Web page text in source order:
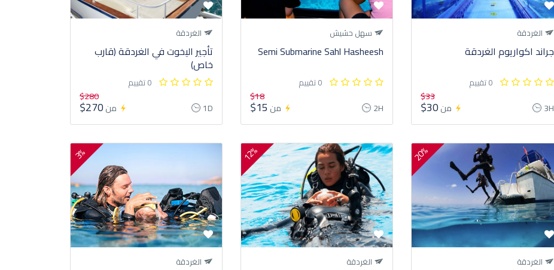
الغردقة
جراند اكواريوم الغردقة
0 تقييم
3H من
$33
$30
سهل حشيش
Semi Submarine Sahl Hasheesh
0 تقييم
2H من
$18
$15
الغردقة
تأجير اليخوت في الغردقة (قارب
خاص)
0 تقييم
1D من
$280
$270
20%
الغردقة
12%
الغردقة
3%
الغردقة